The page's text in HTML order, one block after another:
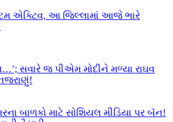
એક્ટિવ, આ જિલ્લામાં આજે ભારે
સવારે જ પીએમ મોદીને મળ્યા રાઘવ
બાળકો માટે સોશિયલ મીડિયા પર બૅન!